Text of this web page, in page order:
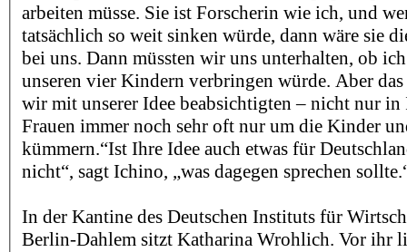
arbeiten müsse. Sie ist Forscherin wie ich, und
tatsächlich so weit sinken würde, dann wäre sie
bei uns. Dann müssten wir uns unterhalten, ob
unseren vier Kindern verbringen würde. Aber
wir mit unserer Idee beabsichtigten – nicht nur
Frauen immer noch sehr oft nur um die Kinder
kümmern.“Ist Ihre Idee auch etwas für
nicht“, sagt Ichino, „was dagegen sprechen
In der Kantine des Deutschen Instituts für
Berlin-Dahlem sitzt Katharina Wrohlich. Vor ihr